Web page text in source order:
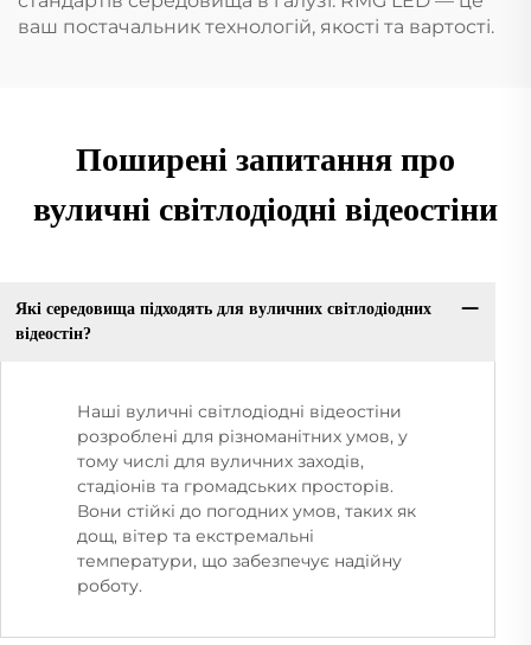
ваш постачальник технологій, якості та вартості.
Поширені запитання про
вуличні світлодіодні відеостіни
Які середовища підходять для вуличних світлодіодних
відеостін?
Наші вуличні світлодіодні відеостіни
розроблені для різноманітних умов, у
тому числі для вуличних заходів,
стадіонів та громадських просторів.
Вони стійкі до погодних умов, таких як
дощ, вітер та екстремальні
температури, що забезпечує надійну
роботу.